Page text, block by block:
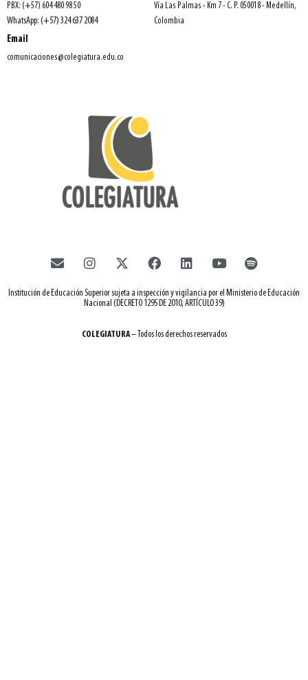
PBX: (+57) 604 480 98 50
WhatsApp: (+57) 324 637 2084
Email
comunicaciones@colegiatura.edu.co
Vía Las Palmas - Km 7 - C. P. 050018 - Medellín,
Colombia
Institución de Educación Superior sujeta a inspección y vigilancia por el Ministerio de Educación
Nacional (DECRETO 1295 DE 2010, ARTÍCULO 39)
COLEGIATURA– Todos los derechos reservados